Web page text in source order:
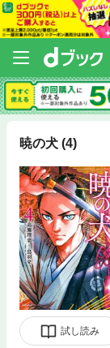
暁の犬 (4)
試し読み